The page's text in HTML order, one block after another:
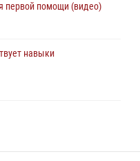
первой помощи (видео)
навыки